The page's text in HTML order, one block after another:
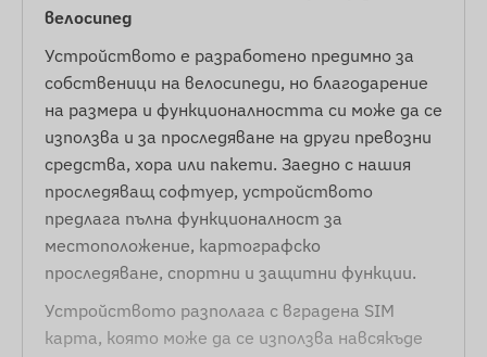
велосипед
Устройството е разработено предимно за
собственици на велосипеди, но благодарение
на размера и функционалността си може да се
използва и за проследяване на други превозни
средства, хора или пакети. Заедно с нашия
проследяващ софтуер, устройството
предлага пълна функционалност за
местоположение, картографско
проследяване, спортни и защитни функции.
Устройството разполага с вградена SIM
карта, която може да се използва навсякъде